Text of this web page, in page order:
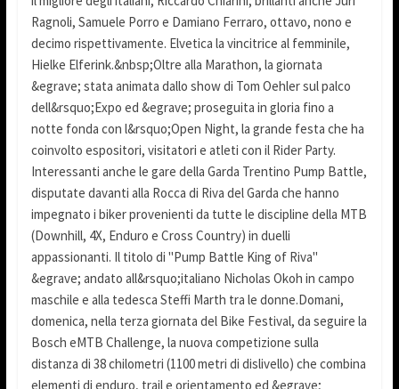
Ragnoli, Samuele Porro e Damiano Ferraro, ottavo, nono e
decimo rispettivamente. Elvetica la vincitrice al femminile,
Hielke Elferink.&nbsp;Oltre alla Marathon, la giornata
&egrave; stata animata dallo show di Tom Oehler sul palco
dell&rsquo;Expo ed &egrave; proseguita in gloria fino a
notte fonda con l&rsquo;Open Night, la grande festa che ha
coinvolto espositori, visitatori e atleti con il Rider Party.
Interessanti anche le gare della Garda Trentino Pump Battle,
disputate davanti alla Rocca di Riva del Garda che hanno
impegnato i biker provenienti da tutte le discipline della MTB
(Downhill, 4X, Enduro e Cross Country) in duelli
appassionanti. Il titolo di "Pump Battle King of Riva"
&egrave; andato all&rsquo;italiano Nicholas Okoh in campo
maschile e alla tedesca Steffi Marth tra le donne.Domani,
domenica, nella terza giornata del Bike Festival, da seguire la
Bosch eMTB Challenge, la nuova competizione sulla
distanza di 38 chilometri (1100 metri di dislivello) che combina
elementi di enduro, trail e orientamento ed &egrave;